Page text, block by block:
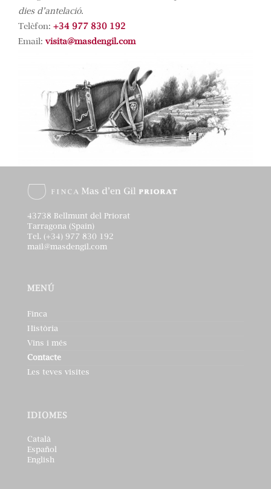
dies d’antelació.
Telèfon: +34 977 830 192
Email: visita@masdengil.com
43738 Bellmunt del Priorat
Tarragona (Spain)
Tel. (+34) 977 830 192
mail@masdengil.com
MENÚ
Finca
Història
Vins i més
Contacte
Les teves visites
IDIOMES
Català
Español
English